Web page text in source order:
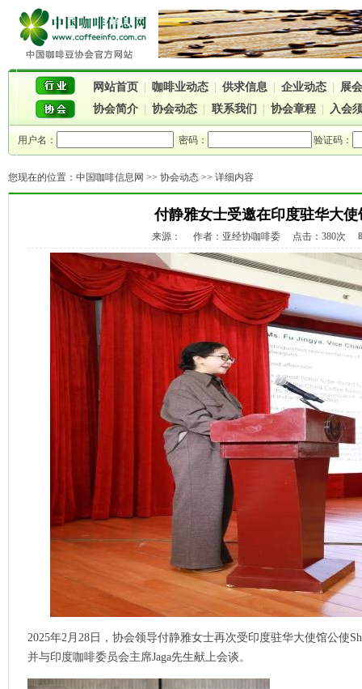
网站首页 咖啡业动态 供求信息 企业动态
展
协会简介
协会动态 联系我们 协会章程 入会
用户名： 密码： 验证码：
您现在的位置： 中国咖啡信息网 >> 协会动态 >> 详细内容
付静雅女士受邀在印度驻华大使
来源： 作者：亚经协咖啡委 点击：380次 时
2025年2月28日，协会领导付静雅女士再次受印度驻华大使馆公使
并与印度咖啡委员会主席Jaga先生献上会谈。